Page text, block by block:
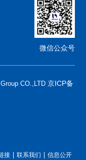
微信公众号
CO.,LTD京ICP备
接 联系我们 信息公开